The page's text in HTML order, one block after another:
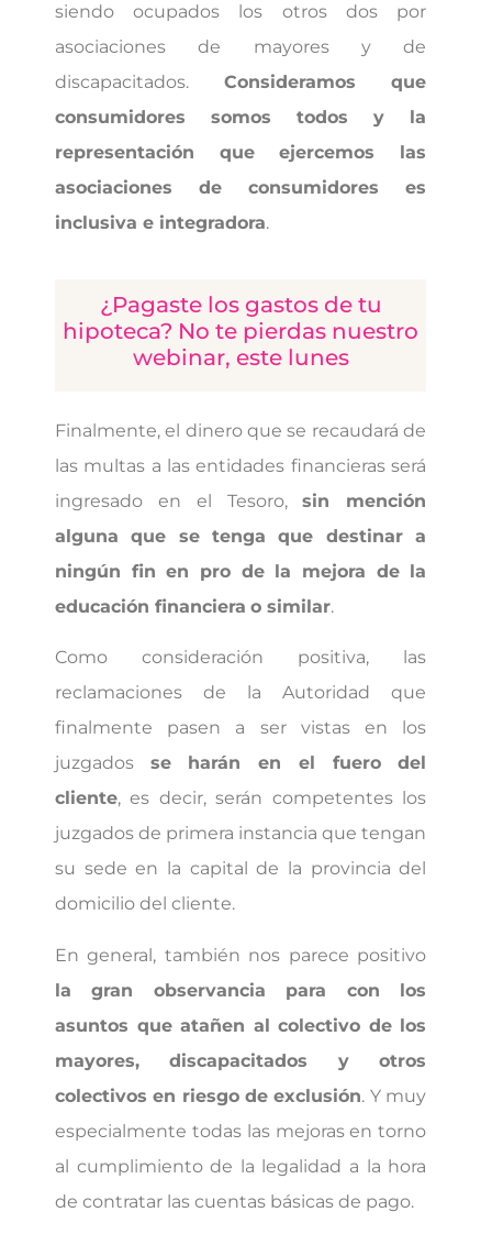
siendo ocupados los otros dos por
asociaciones de mayores y de
discapacitados. Consideramos que
consumidores somos todos y la
representación que ejercemos las
asociaciones de consumidores es
inclusiva e integradora.
¿Pagaste los gastos de tu
hipoteca? No te pierdas nuestro
webinar, este lunes
Finalmente, el dinero que se recaudará de
las multas a las entidades financieras será
ingresado en el Tesoro,sin mención
alguna que se tenga que destinar a
ningún fin en pro de la mejora de la
educación financiera o similar.
Como consideración positiva, las
reclamaciones de la Autoridad que
finalmente pasen a ser vistas en los
juzgados se harán en el fuero del
cliente, es decir, serán competentes los
juzgados de primera instancia que tengan
su sede en la capital de la provincia del
domicilio del cliente.
En general, también nos parece positivo
la gran observancia para con los
asuntos que atañen al colectivo de los
mayores, discapacitados y otros
colectivos en riesgo de exclusión. Y muy
especialmente todas las mejoras en torno
al cumplimiento de la legalidad a la hora
de contratar las cuentas básicas de pago.